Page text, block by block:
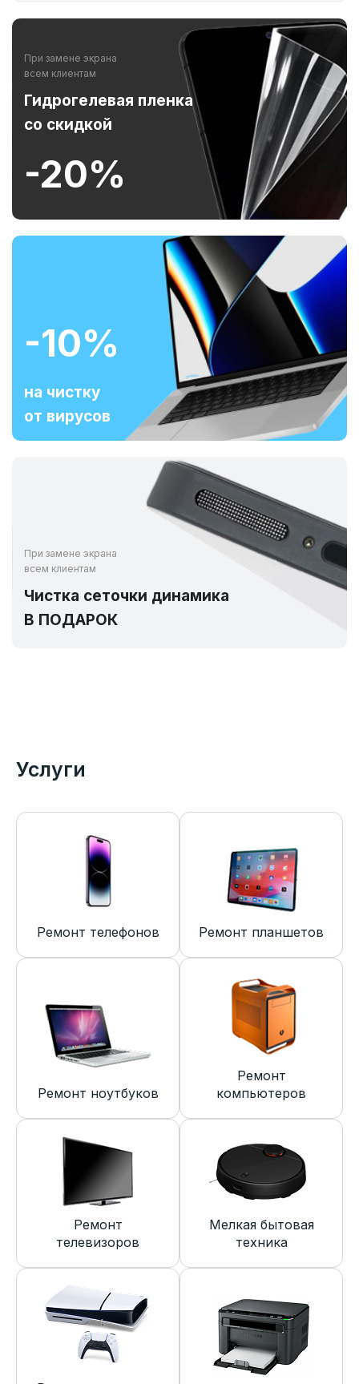
При замене экрана
всем клиентам
Гидрогелевая пленка
со скидкой
-20%
-10%
на чистку
от вирусов
При замене экрана
всем клиентам
Чистка сеточки динамика
В ПОДАРОК
Услуги
Ремонт телефонов Ремонт планшетов
Ремонт ноутбуков
Ремонт
компьютеров
Ремонт
телевизоров
Мелкая бытовая
техника